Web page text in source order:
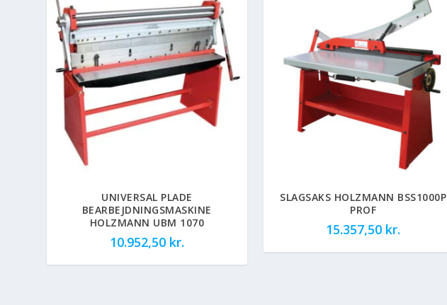
UNIVERSAL PLADE
BEARBEJDNINGSMASKINE
HOLZMANN UBM 1070
10.952,50 kr.
SLAGSAKS HOLZMANN BSS1000P
PROF
15.357,50 kr.